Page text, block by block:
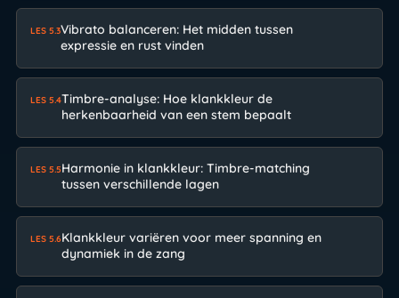
LES 5.3Vibrato balanceren: Het midden tussen
expressie en rust vinden
LES 5.4Timbre-analyse: Hoe klankkleur de
herkenbaarheid van een stem bepaalt
LES 5.5Harmonie in klankkleur: Timbre-matching
tussen verschillende lagen
LES 5.6Klankkleur variëren voor meer spanning en
dynamiek in de zang